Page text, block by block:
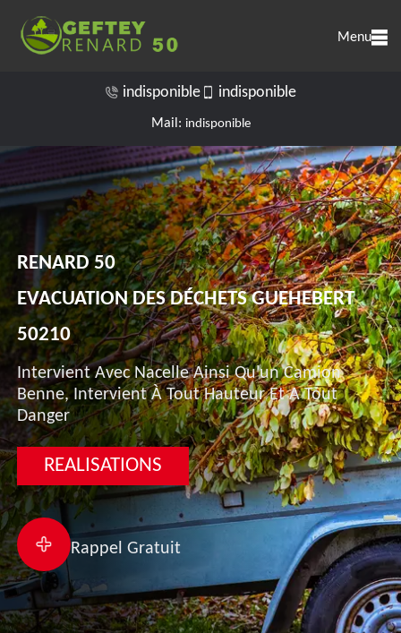
Menu
indisponible indisponible
Mail: indisponible
RENARD 50
EVACUATION DES DÉCHETS GUEHEBERT
50210
Intervient Avec Nacelle Ainsi Qu'un Camion
Benne, Intervient À Tout Hauteur Et A Tout
Danger
REALISATIONS
Rappel Gratuit